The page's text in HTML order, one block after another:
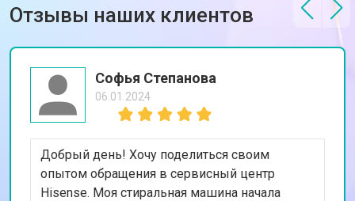
Отзывы наших клиентов
Софья Степанова
06.01.2024
Добрый день! Хочу поделиться своим
опытом обращения в сервисный центр
Hisense. Моя стиральная машина начала